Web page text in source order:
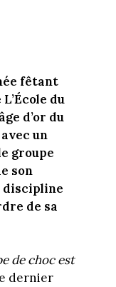
fêtant
du
d’or du
un
groupe
son
discipline
de sa
de choc est
dernier